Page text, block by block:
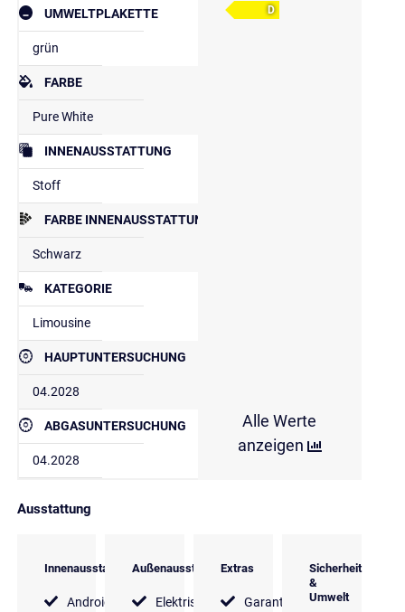
UMWELTPLAKETTE
grün
FARBE
Pure White
INNENAUSSTATTUNG
Stoff
FARBE INNENAUSSTATTUNG
Schwarz
KATEGORIE
Limousine
HAUPTUNTERSUCHUNG
04.2028
ABGASUNTERSUCHUNG
04.2028
D
Alle Werte
anzeigen
Ausstattung
Innenausstattung
Android
Außenausstattung
Elektrische
Extras
Garantie
Sicherheit
&
Umwelt